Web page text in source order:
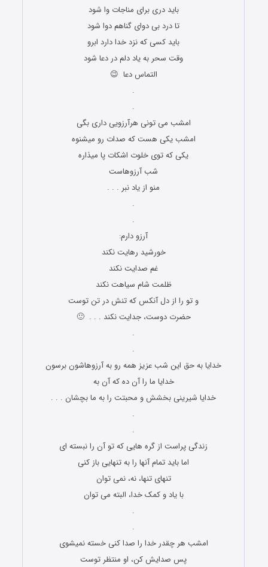
باید دری برای مناجات وا شود
تا درد بی دوای گناهم دوا شود
باید کسی که نزد خدا دارد ابرو
وقت سحر به یاد دلم در دعا شود
التماس دعا 😉
.
.
امشب می تونی هرآرزویی داری بگی
امشب یکی هست که صدات رو میشنوه
یکی که توی خلوت اشکات پا میذاره
شب آرزوهاست
منو از یاد نبر . . .
.
.
آرزو دارم:
خورشید رهایت نکند
غم صدایت نکند
ظلمت شام سیاهت نکند
و تو را از دل آنکس که تنش در تن توست
حضرت دوست، جدایت نکند . . . 🙂
.
.
خدایا به حق این شب عزیز همه رو به آرزوهاشون برسون
خدایا ما را آن ده که آن به
خدایا شیرینی بخشش و محبتت را به ما بچشان . . .
.
.
زندگی پراست از گره هایی که تو آن را نبسته ای
اما باید تمام آنها را به تنهایی باز کنی
تنهای تنها، نه، نمی توان
با یاد و کمک خدا، البته می توان
.
.
امشب هر چقدر خدا را صدا کنی خسته نمیشوی
پس صدایش کن، او منتظر توست